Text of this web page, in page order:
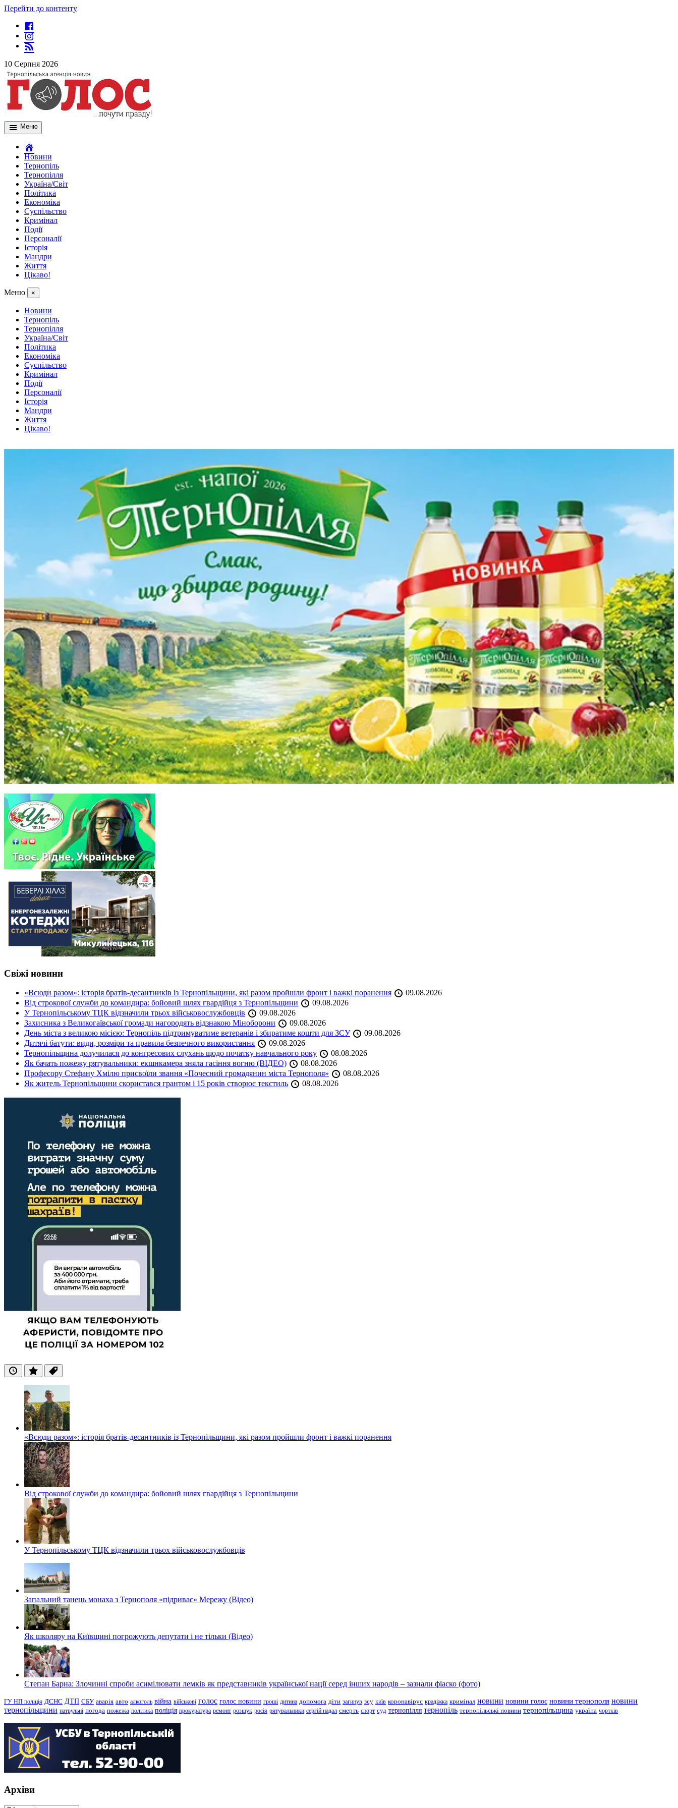
Перейти до контенту
10 Серпня 2026
Меню
Новини
Тернопіль
Тернопілля
Україна/Світ
Політика
Економіка
Суспільство
Кримінал
Події
Персоналії
Історія
Мандри
Життя
Цікаво!
Меню ×
Новини
Тернопіль
Тернопілля
Україна/Світ
Політика
Економіка
Суспільство
Кримінал
Події
Персоналії
Історія
Мандри
Життя
Цікаво!
Свіжі новини
«Всюди разом»: історія братів-десантників із Тернопільщини, які разом пройшли фронт і важкі поранення
09.08.2026
Від строкової служби до командира: бойовий шлях гвардійця з Тернопільщини
09.08.2026
У Тернопільському ТЦК відзначили трьох військовослужбовців
09.08.2026
Захисника з Великогаївської громади нагородять відзнакою Міноборони
09.08.2026
День міста з великою місією: Тернопіль підтримуватиме ветеранів і збиратиме кошти для ЗСУ
09.08.2026
Дитячі батути: види, розміри та правила безпечного використання
09.08.2026
Тернопільщина долучилася до конгресових слухань щодо початку навчального року
08.08.2026
Як бачать пожежу рятувальники: екшнкамера зняла гасіння вогню (ВІДЕО)
08.08.2026
Професору Стефану Хмілю присвоїли звання «Почесний громадянин міста Тернополя»
08.08.2026
Як житель Тернопільщини скористався грантом і 15 років створює текстиль
08.08.2026
ОстанніПопулярні
Теги
«Всюди разом»: історія братів-десантників із Тернопільщини, які разом пройшли фронт і важкі поранення
Від строкової служби до командира: бойовий шлях гвардійця з Тернопільщини
У Тернопільському ТЦК відзначили трьох військовослужбовців
Запальний танець монаха з Тернополя «підриває» Мережу (Відео)
Як школяру на Київщині погрожують депутати і не тільки (Відео)
Степан Барна: Злочинні спроби асимілювати лемків як представників української нації серед інших народів – зазнали фіаско (фото)
ГУ НП поліція ДСНС ДТП СБУ аварія авто алкоголь війна військові голос голос новини гроші дитина допомога діти загинув зсу київ коронавірус крадіжка кримінал новини новини голос новини тернополя новини
тернопільщини патрульні погода пожежа політика поліція прокуратура ремонт розшук росія рятувальники сергій надал смерть спорт суд тернопілля тернопіль тернопільські новини тернопільщина україна чортків
Архіви